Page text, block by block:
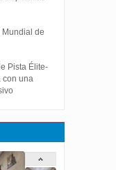
de
Pista Élite-
con una